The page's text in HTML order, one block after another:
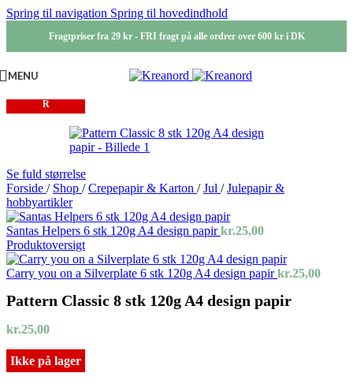
Spring til navigation Spring til hovedindhold
Fragtpriser fra 29 kr - FRI fragt på alle ordrer over 600 kr i DK
MENU
R
Se fuld størrelse
Forside / Shop / Crepepapir & Karton / Jul / Julepapir &
hobbyartikler
Santas Helpers 6 stk 120g A4 design papirkr.25,00
Produktoversigt
Carry you on a Silverplate 6 stk 120g A4 design papirkr.25,00
Pattern Classic 8 stk 120g A4 design papir
kr.25,00
Ikke på lager